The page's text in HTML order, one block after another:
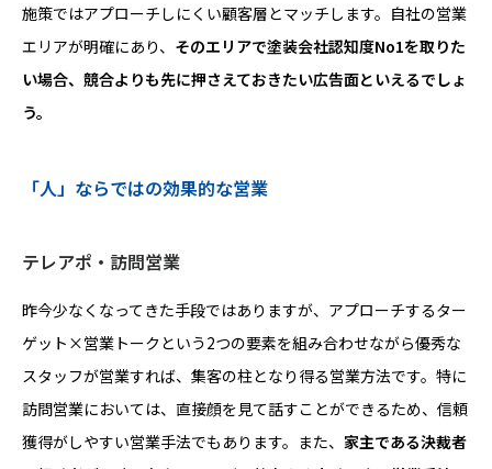
施策ではアプローチしにくい顧客層とマッチします。自社の営業
エリアが明確にあり、 そのエリアで塗装会社認知度No1を取りた
い場合、競合よりも先に押さえておきたい広告面といえるでしょ
う。
「人」ならではの効果的な営業
テレアポ・訪問営業
昨今少なくなってきた手段ではありますが、アプローチするター
ゲット×営業トークという2つの要素を組み合わせながら優秀な
スタッフが営業すれば、集客の柱となり得る営業方法です。特に
訪問営業においては、直接顔を見て話すことができるため、信頼
獲得がしやすい営業手法でもあります。また、 家主である決裁者